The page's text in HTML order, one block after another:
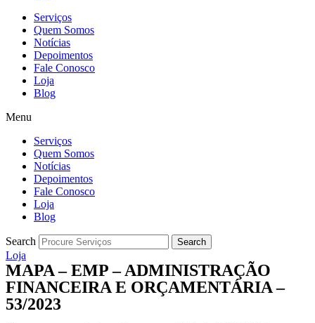
Serviços
Quem Somos
Notícias
Depoimentos
Fale Conosco
Loja
Blog
Menu
Serviços
Quem Somos
Notícias
Depoimentos
Fale Conosco
Loja
Blog
Search Search
Loja
MAPA – EMP – ADMINISTRAÇÃO
FINANCEIRA E ORÇAMENTÁRIA –
53/2023